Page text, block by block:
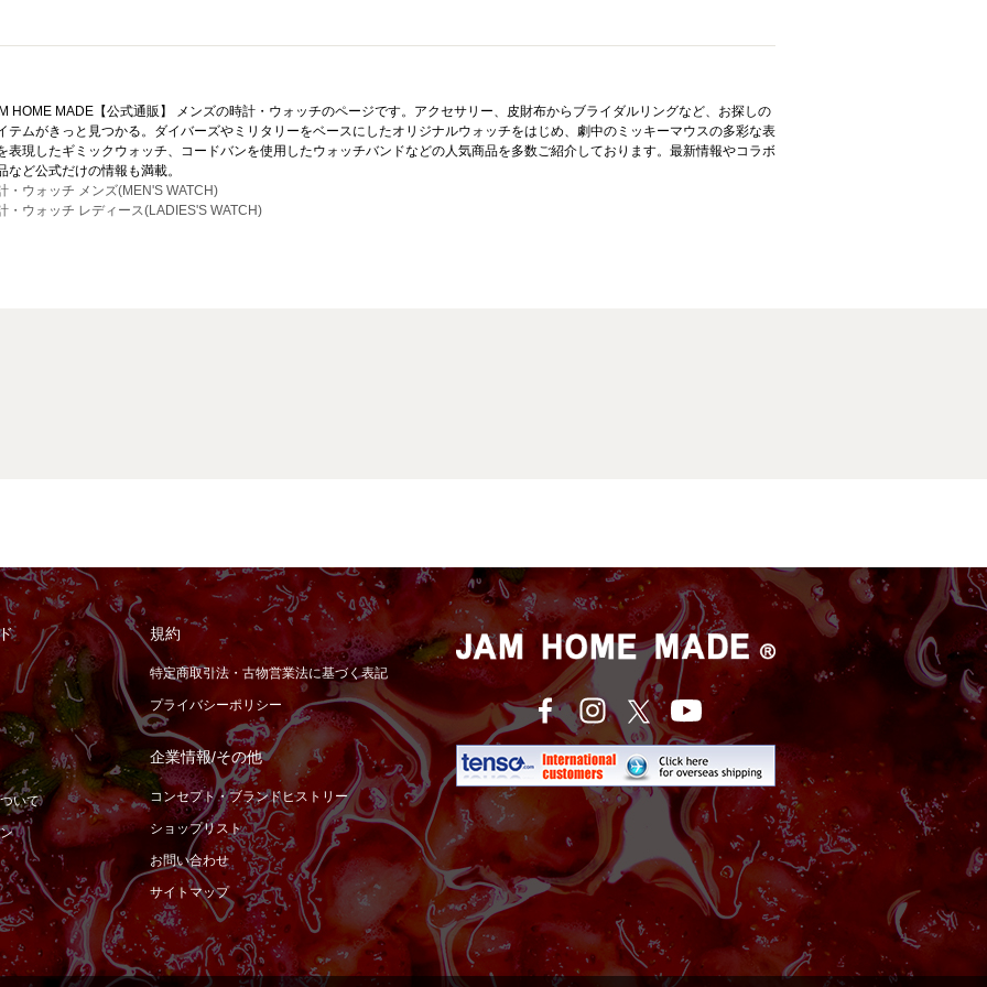
HOME MADE【公式通販】 メンズの時計・ウォッチのページです。アクセサリー、皮財布からブライダルリングなど、お探しの
テムがきっと見つかる。ダイバーズやミリタリーをベースにしたオリジナルウォッチをはじめ、劇中のミッキーマウスの多彩な表
表現したギミックウォッチ、コードバンを使用したウォッチバンドなどの人気商品を多数ご紹介しております。最新情報やコラボ
など公式だけの情報も満載。
・ウォッチ メンズ(MEN'S WATCH)
・ウォッチ レディース(LADIES'S WATCH)
いて
規約
特定商取引法・古物営業法に基づく表記
プライバシーポリシー
企業情報/その他
コンセプト・ブランドヒストリー
ショップリスト
お問い合わせ
サイトマップ